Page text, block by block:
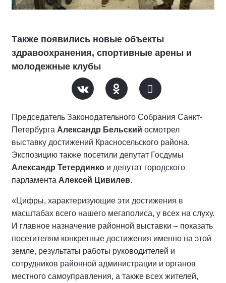
Также появились новые объекты
здравоохранения, спортивные арены и
молодежные клубы
Председатель Законодательного Собрания Санкт-
Петербурга Александр Бельский осмотрел
выставку достижений Красносельского района.
Экспозицию также посетили депутат Госдумы
Александр Тетердинко и депутат городского
парламента Алексей Цивилев.
«Цифры, характеризующие эти достижения в
масштабах всего нашего мегаполиса, у всех на слуху.
И главное назначение районной выставки – показать
посетителям конкретные достижения именно на этой
земле, результаты работы руководителей и
сотрудников районной администрации и органов
местного самоуправления, а также всех жителей,